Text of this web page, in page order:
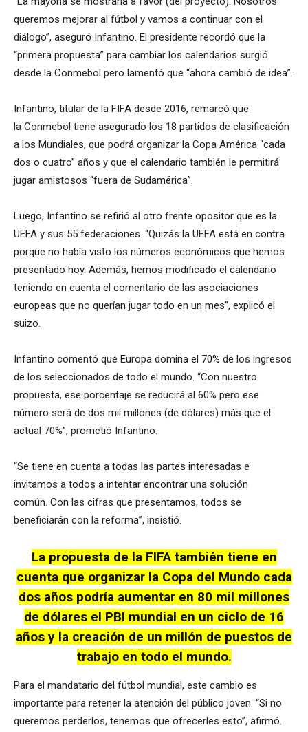
queremos mejorar al fútbol y vamos a continuar con el
diálogo”, aseguró Infantino. El presidente recordó que la
“primera propuesta” para cambiar los calendarios surgió
desde la Conmebol pero lamentó que “ahora cambió de idea”.
Infantino, titular de la FIFA desde 2016, remarcó que
la Conmebol tiene asegurado los 18 partidos de clasificación
a los Mundiales, que podrá organizar la Copa América “cada
dos o cuatro” años y que el calendario también le permitirá
jugar amistosos “fuera de Sudamérica”.
Luego, Infantino se refirió al otro frente opositor que es la
UEFA y sus 55 federaciones. “Quizás la UEFA está en contra
porque no había visto los números económicos que hemos
presentado hoy. Además, hemos modificado el calendario
teniendo en cuenta el comentario de las asociaciones
europeas que no querían jugar todo en un mes”, explicó el
suizo.
Infantino comentó que Europa domina el 70% de los ingresos
de los seleccionados de todo el mundo. “Con nuestro
propuesta, ese porcentaje se reducirá al 60% pero ese
número será de dos mil millones (de dólares) más que el
actual 70%”, prometió Infantino.
“Se tiene en cuenta a todas las partes interesadas e
invitamos a todos a intentar encontrar una solución
común. Con las cifras que presentamos, todos se
beneficiarán con la reforma”, insistió.
La propuesta de la FIFA también tiene en
cuenta que organizar la Copa del Mundo cada
dos años podría aumentar en 80 mil millones
de dólares el PBI mundial en un ciclo de 16
años y la creación de un millón de puestos de
trabajo en todo el mundo.
Para el mandatario del fútbol mundial, este cambio es
importante para retener la atención del público joven. “Si no
queremos perderlos, tenemos que ofrecerles esto”, afirmó.